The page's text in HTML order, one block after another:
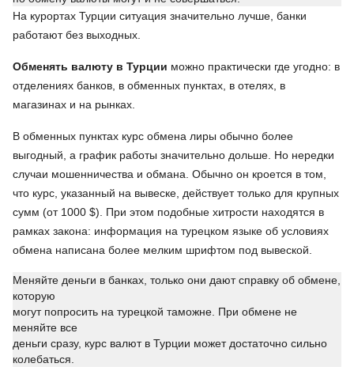
На курортах Турции ситуация значительно лучше, банки
работают без выходных.
Обменять валюту в Турции можно практически где угодно: в
отделениях банков, в обменных пунктах, в отелях, в
магазинах и на рынках.
В обменных пунктах курс обмена лиры обычно более
выгодный, а график работы значительно дольше. Но нередки
случаи мошенничества и обмана. Обычно он кроется в том,
что курс, указанный на вывеске, действует только для крупных
сумм (от 1000 $). При этом подобные хитрости находятся в
рамках закона: информация на турецком языке об условиях
обмена написана более мелким шрифтом под вывеской.
Меняйте деньги в банках, только они дают справку об обмене,
которую
могут попросить на турецкой таможне. При обмене не
меняйте все
деньги сразу, курс валют в Турции может достаточно сильно
колебаться.